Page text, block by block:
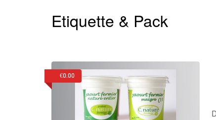
Etiquette & Pack
€0.00